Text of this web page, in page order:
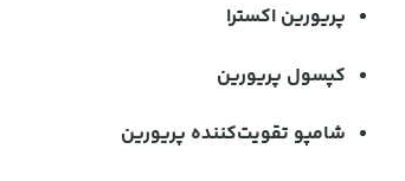
پریورین اکسترا
کپسول پریورین
شامپو تقویت‌کننده پریورین